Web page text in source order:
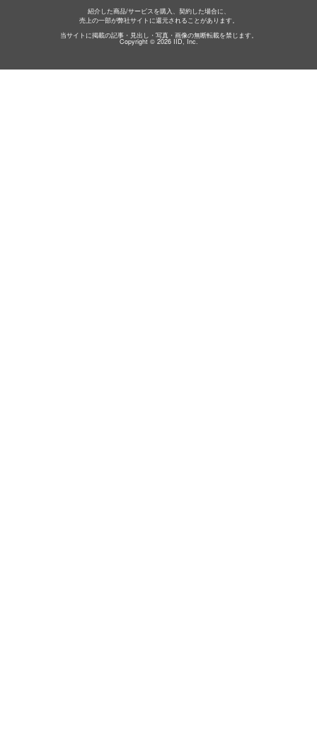
紹介した商品/サービスを購入、契約した場合に、
売上の一部が弊社サイトに還元されることがあります。
当サイトに掲載の記事・見出し・写真・画像の無断転載を禁じます。
Copyright © 2026 IID, Inc.